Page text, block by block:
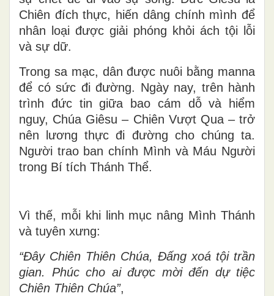
Chiên đích thực, hiến dâng chính mình để
nhân loại được giải phóng khỏi ách tội lỗi
và sự dữ.
Trong sa mạc, dân được nuôi bằng manna
để có sức đi đường. Ngày nay, trên hành
trình đức tin giữa bao cám dỗ và hiểm
nguy, Chúa Giêsu – Chiên Vượt Qua – trở
nên lương thực đi đường cho chúng ta.
Người trao ban chính Mình và Máu Người
trong Bí tích Thánh Thể.
Vì thế, mỗi khi linh mục nâng Mình Thánh
và tuyên xưng:
“Đây Chiên Thiên Chúa, Đấng xoá tội trần
gian. Phúc cho ai được mời đến dự tiệc
Chiên Thiên Chúa”,